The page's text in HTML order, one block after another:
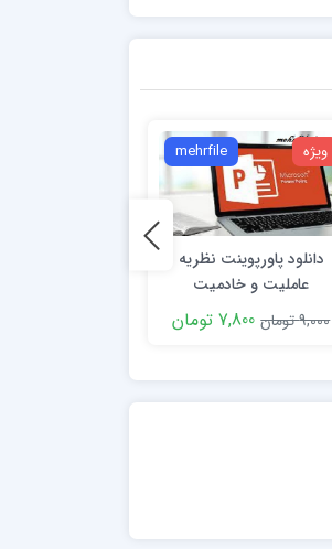
ویژه mehrfile
دانلود پاورپوینت نظریه
عاملیت و خادمیت
9,000 تومان
7,800 تومان